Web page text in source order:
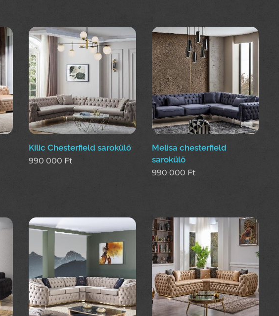
Kilic Chesterfield sarokülő
990 000 Ft
Melisa chesterfield
sarokülő
990 000 Ft